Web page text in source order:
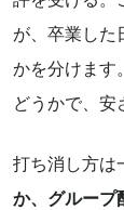
が、卒業した
かを分けます
どうかで、安
打ち消し方は
か、グループ